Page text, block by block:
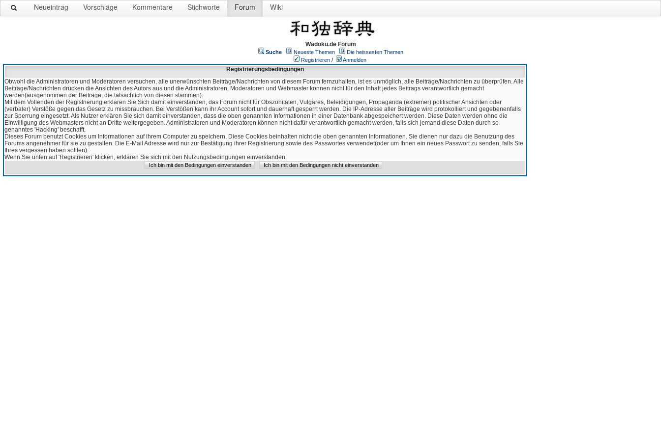
Neueintrag Vorschläge Kommentare Stichworte Forum Wiki
Wadoku.de Forum
Suche Neueste Themen
Die heissesten Themen
Registrieren / Anmelden
Registrierungsbedingungen
Obwohl die Administratoren und Moderatoren versuchen, alle unerwünschten Beiträge/Nachrichten von diesem Forum fernzuhalten, ist es unmöglich, alle Beiträge/Nachrichten zu überprüfen. Alle
Beiträge/Nachrichten drücken die Ansichten des Autors aus und die Administratoren, Moderatoren und Webmaster können nicht für den Inhalt jedes Beitrags verantwortlich gemacht
werden(ausgenommen der Beiträge, die tatsächlich von diesen stammen).
Mit dem Vollenden der Registrierung erklären Sie Sich damit einverstanden, das Forum nicht für Obszönitäten, Vulgäres, Beleidigungen, Propaganda (extremer) politischer Ansichten oder
(verbaler) Verstöße gegen das Gesetz zu missbrauchen. Bei Verstößen kann ihr Account sofort und dauerhaft gesperrt werden. Die IP-Adresse aller Beiträge wird protokolliert und gegebenenfalls
zur Sperrung eingesetzt. Als Nutzer erklären Sie sich damit einverstanden, dass die oben genannten Informationen in einer Datenbank abgespeichert werden. Diese Daten werden ohne die
Einwilligung des Webmasters nicht an Dritte weitergegeben. Administratoren und Moderatoren können nicht dafür verantwortlich gemacht werden, falls sich jemand diese Daten durch so
genanntes 'Hacking' beschafft.
Dieses Forum benutzt Cookies um Informationen auf ihrem Computer zu speichern. Diese Cookies beinhalten nicht die oben genannten Informationen. Sie dienen nur dazu die Benutzung des
Forums angenehmer für sie zu gestalten. Die E-Mail Adresse wird nur zur Bestätigung ihrer Registrierung sowie des Passwortes verwendet(oder um Ihnen ein neues Passwort zu senden, falls Sie
Ihres vergessen haben sollten).
Wenn Sie unten auf 'Registrieren' klicken, erklären Sie sich mit den Nutzungsbedingungen einverstanden.